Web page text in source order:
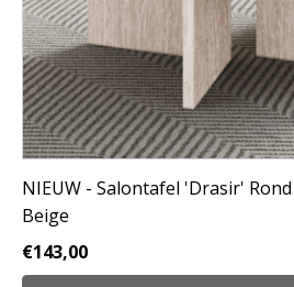
NIEUW - Salontafel 'Drasir'
Beige
€143,00